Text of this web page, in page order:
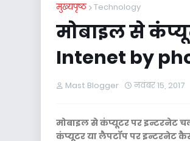
मुख्यपृष्ठ Technology
मोबाइल से
Intenet by
Mast Blogger नवंबर 15, 2017
मोबाइल से कंप्यूटर पर इन्टरनेट
कंप्यूटर या लैपटॉप पर इन्टरनेट